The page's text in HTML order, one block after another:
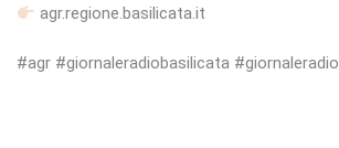
agr.regione.basilicata.it
#agr #giornaleradiobasilicata #giornaleradio